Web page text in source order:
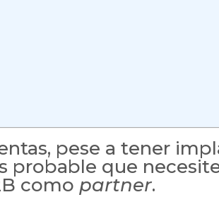
pese a tener
probable que
como partner.